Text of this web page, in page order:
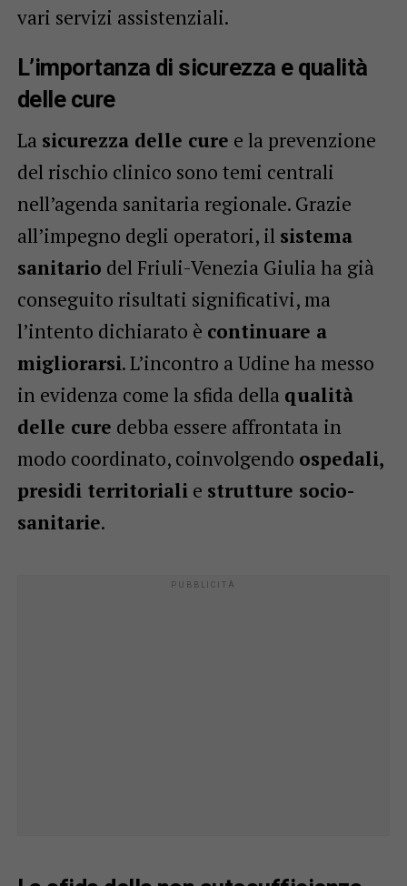
vari servizi assistenziali.
L’importanza di sicurezza e qualità
delle cure
La sicurezza delle cure e la prevenzione
del rischio clinico sono temi centrali
nell’agenda sanitaria regionale. Grazie
all’impegno degli operatori, il sistema
sanitario del Friuli-Venezia Giulia ha già
conseguito risultati significativi, ma
l’intento dichiarato è continuare a
migliorarsi. L’incontro a Udine ha messo
in evidenza come la sfida della qualità
delle cure debba essere affrontata in
modo coordinato, coinvolgendo ospedali,
presidi territorialie strutture socio-
sanitarie.